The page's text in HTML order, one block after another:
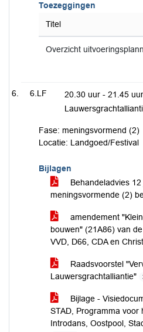
Toezeggingen
Titel
Overzicht
6.LF
20.30 uur - 21.45
Fase: meningsvormend (2)
Locatie: Landgoed/Festival
Bijlagen
Behandeladvies 12
meningsvormende (2)
amendement
bouwen" (21A86) van
VVD, D66, CDA en
Raadsvoorstel
Lauwersgrachtalliantie"
Bijlage -
STAD, Programma voor
Introdans, Oostpool,